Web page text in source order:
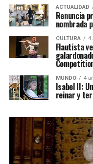
ACTUALIDAD
Renuncia
nombrada
CULTURA 4
Flautista
MUNDO 4
Isabel II:
reinar y